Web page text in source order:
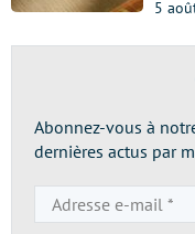
5
Abonnez-vous à
dernières actus par